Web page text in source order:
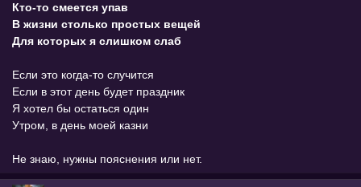
Кто-то смеется упав
В жизни столько простых вещей
Для которых я слишком слаб
Если это когда-то случится
Если в этот день будет праздник
Я хотел бы остаться один
Утром, в день моей казни
Не знаю, нужны пояснения или нет.